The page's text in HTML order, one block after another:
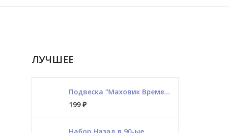
ЛУЧШЕЕ
Подвеска "Маховик Времени"
199 ₽
Набор Назад в 90-ые